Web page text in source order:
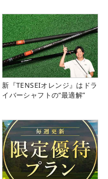
新『TENSEIオレンジ』はドラ
イバーシャフトの“最適解”